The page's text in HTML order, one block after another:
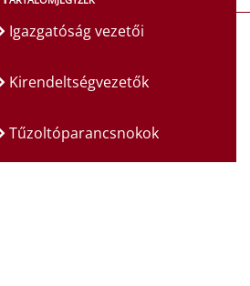
Igazgatóság vezetői
Kirendeltségvezetők
Tűzoltóparancsnokok